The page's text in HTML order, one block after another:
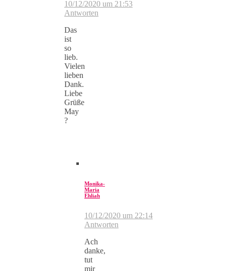
10/12/2020 um 21:53
Antworten
Das
ist
so
lieb.
Vielen
lieben
Dank.
Liebe
Grüße
May
?
Monika-
Maria
Ehliah
10/12/2020 um 22:14
Antworten
Ach
danke,
tut
mir